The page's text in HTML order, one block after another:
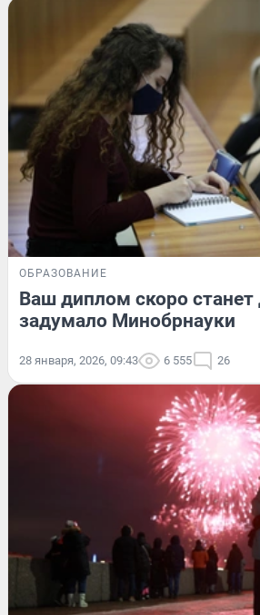
ОБРАЗОВАНИЕ
Ваш диплом скоро станет
задумало Минобрнауки
28 января, 2026, 09:43 6 555 26